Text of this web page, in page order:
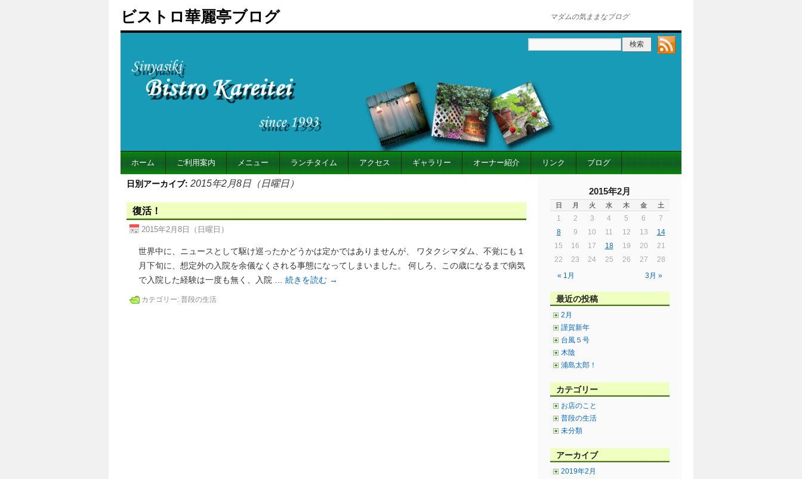
ビストロ華麗亭ブログ マダムの気ままなブログ
ホーム ご利用案内 メニュー ランチタイム アクセス ギャラリー オーナー紹介 リンク ブログ
日別アーカイブ: 2015年2月8日（日曜日）
復活！
2015年2月8日（日曜日）
世界中に、ニュースとして駆け巡ったかどうかは定かではありませんが、 ワタクシマダム、不覚にも１
月下旬に、想定外の入院を余儀なくされる事態になってしまいました。 何しろ、この歳になるまで病気
で入院した経験は一度も無く、入院 … 続きを読む →
カテゴリー: 普段の生活
2015年2月
日 月 火 水 木 金 土
1 2 3 4 5 6
7
8
9 10 11 12 13
14
15
16 17 18 19 20
21
22
23 24 25 26 27
28
« 1月
3月 »
最近の投稿
2月
謹賀新年
台風５号
木陰
浦島太郎！
カテゴリー
お店のこと
普段の生活
未分類
アーカイブ
2019年2月